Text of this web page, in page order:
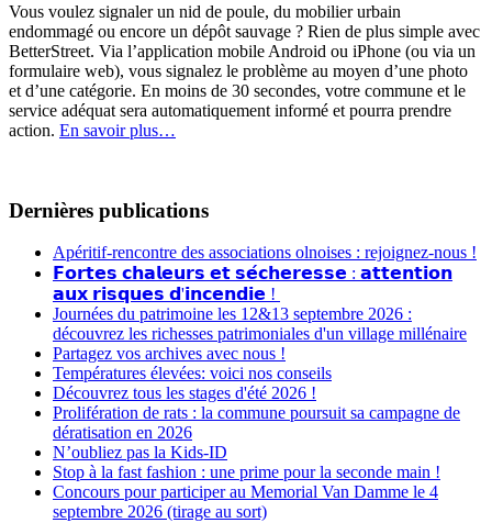
Vous voulez signaler un nid de poule, du mobilier urbain
endommagé ou encore un dépôt sauvage ? Rien de plus simple avec
BetterStreet. Via l’application mobile Android ou iPhone (ou via un
formulaire web), vous signalez le problème au moyen d’une photo
et d’une catégorie. En moins de 30 secondes, votre commune et le
service adéquat sera automatiquement informé et pourra prendre
action. En savoir plus…
Dernières publications
Apéritif-rencontre des associations olnoises : rejoignez-nous !
𝗙𝗼𝗿𝘁𝗲𝘀 𝗰𝗵𝗮𝗹𝗲𝘂𝗿𝘀 𝗲𝘁 𝘀𝗲́𝗰𝗵𝗲𝗿𝗲𝘀𝘀𝗲 : 𝗮𝘁𝘁𝗲𝗻𝘁𝗶𝗼𝗻
𝗮𝘂𝘅 𝗿𝗶𝘀𝗾𝘂𝗲𝘀 𝗱'𝗶𝗻𝗰𝗲𝗻𝗱𝗶𝗲 !
Journées du patrimoine les 12&13 septembre 2026 :
découvrez les richesses patrimoniales d'un village millénaire
Partagez vos archives avec nous !
Températures élevées: voici nos conseils
Découvrez tous les stages d'été 2026 !
Prolifération de rats : la commune poursuit sa campagne de
dératisation en 2026
N’oubliez pas la Kids-ID
Stop à la fast fashion : une prime pour la seconde main !
Concours pour participer au Memorial Van Damme le 4
septembre 2026 (tirage au sort)